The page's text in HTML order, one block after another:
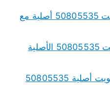
قطع غيار دومي Domi الكويت 50805535 أصلية مع
قطع غيار جيلي Geely الكويت 50805535 الأصلية
قطع غيار جيتور Jetour بالكويت أصلية 50805535